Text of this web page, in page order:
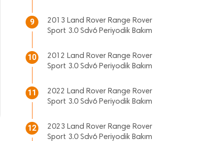
9
2013 Land Rover Range Rover
Sport 3.0 Sdv6 Periyodik Bakım
10
2012 Land Rover Range Rover
Sport 3.0 Sdv6 Periyodik Bakım
11
2022 Land Rover Range Rover
Sport 3.0 Sdv6 Periyodik Bakım
12
2023 Land Rover Range Rover
Sport 3.0 Sdv6 Periyodik Bakım